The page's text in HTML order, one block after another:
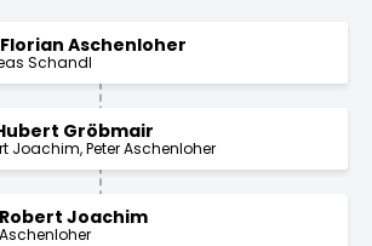
Aschenloher
Schandl
Gröbmair
Joachim Peter Aschenloher
Joachim